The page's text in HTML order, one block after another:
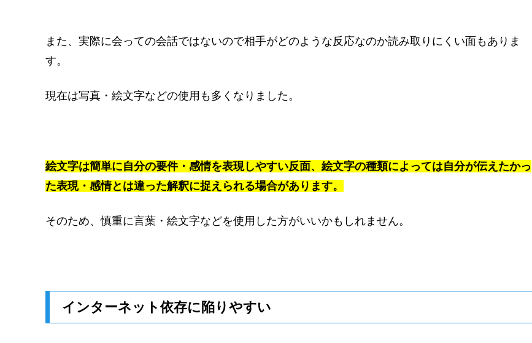
また、実際に会っての会話ではないので相手がどのような反応なのか読み取りにくい面もありま
す。
現在は写真・絵文字などの使用も多くなりました。
絵文字は簡単に自分の要件・感情を表現しやすい反面、絵文字の種類によっては自分が伝えたかっ
た表現・感情とは違った解釈に捉えられる場合があります。
そのため、慎重に言葉・絵文字などを使用した方がいいかもしれません。
インターネット依存に陥りやすい